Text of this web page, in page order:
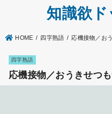
知識欲
HOME 四字熟語 応機接物／お
四字熟語
応機接物／おうきせつ